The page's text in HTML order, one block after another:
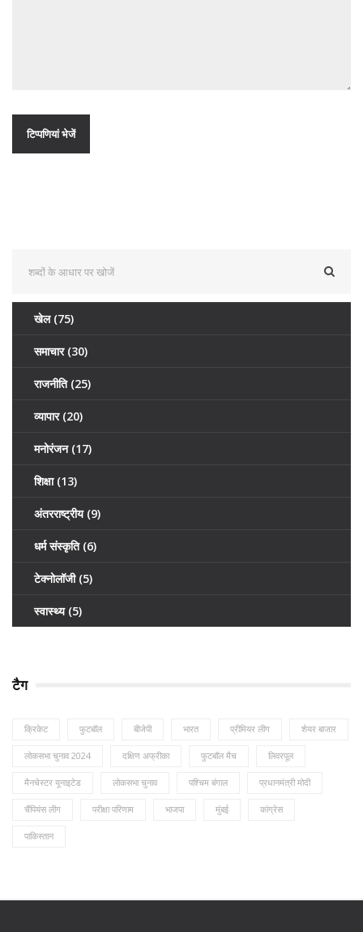
खेल (75)
समाचार (30)
राजनीति (25)
व्यापार (20)
मनोरंजन (17)
शिक्षा (13)
अंतरराष्ट्रीय (9)
धर्म संस्कृति (6)
टेक्नोलॉजी (5)
स्वास्थ्य (5)
टैग
क्रिकेट फुटबॉल बीजेपी भारत प्रीमियर लीग शेयर बाजार
लोकसभा चुनाव 2024 दक्षिण अफ्रीका फुटबॉल मैच लिवरपूल
मैनचेस्टर यूनाइटेड लोकसभा चुनाव पश्चिम बंगाल प्रधानमंत्री मोदी
चैंपियंस लीग परीक्षा परिणाम भाजपा मुंबई कांग्रेस
पाकिस्तान